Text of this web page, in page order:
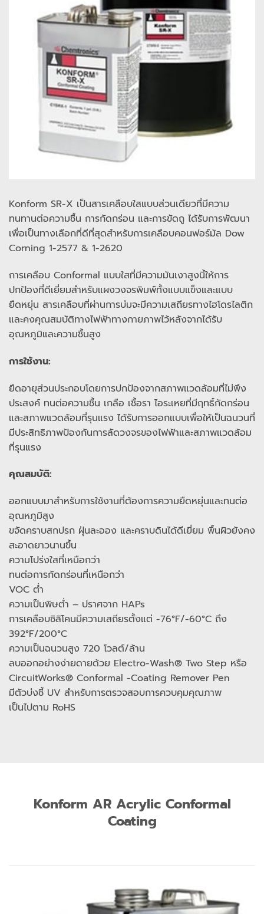
Konform SR-X เป็นสารเคลือบใสแบบส่วนเดียวที่มีความ
ทนทานต่อความชื้น การกัดกร่อน และการขัดถู ได้รับการพัฒนา
เพื่อเป็นทางเลือกที่ดีที่สุดสำหรับการเคลือบคอนฟอร์มัล Dow
Corning 1-2577 & 1-2620
การเคลือบ Conformal แบบใสที่มีความมันเงาสูงนี้ให้การ
ปกป้องที่ดีเยี่ยมสำหรับแผงวงจรพิมพ์ทั้งแบบแข็งและแบบ
ยืดหยุ่น สารเคลือบที่ผ่านการบ่มจะมีความเสถียรทางไฮโดรไลติก
และคงคุณสมบัติทางไฟฟ้าทางกายภาพไว้หลังจากได้รับ
อุณหภูมิและความชื้นสูง
การใช้งาน:
ยืดอายุส่วนประกอบโดยการปกป้องจากสภาพแวดล้อมที่ไม่พึง
ประสงค์ ทนต่อความชื้น เกลือ เชื้อรา ไอระเหยที่มีฤทธิ์กัดกร่อน
และสภาพแวดล้อมที่รุนแรง ได้รับการออกแบบเพื่อให้เป็นฉนวนที่
มีประสิทธิภาพป้องกันการลัดวงจรของไฟฟ้าและสภาพแวดล้อม
ที่รุนแรง
คุณสมบัติ:
ออกแบบมาสำหรับการใช้งานที่ต้องการความยืดหยุ่นและทนต่อ
อุณหภูมิสูง
ขจัดคราบสกปรก ฝุ่นละออง และคราบดินได้ดีเยี่ยม พื้นผิวยังคง
สะอาดยาวนานขึ้น
ความโปร่งใสที่เหนือกว่า
ทนต่อการกัดกร่อนที่เหนือกว่า
VOC ต่ำ
ความเป็นพิษต่ำ – ปราศจาก HAPs
การเคลือบซิลิโคนมีความเสถียรตั้งแต่ -76°F/-60°C ถึง
392°F/200°C
ความเป็นฉนวนสูง 720 โวลต์/ล้าน
ลบออกอย่างง่ายดายด้วย Electro-Wash® Two Step หรือ
CircuitWorks® Conformal -Coating Remover Pen
มีตัวบ่งชี้ UV สำหรับการตรวจสอบการควบคุมคุณภาพ
เป็นไปตาม RoHS
Konform AR Acrylic Conformal
Coating